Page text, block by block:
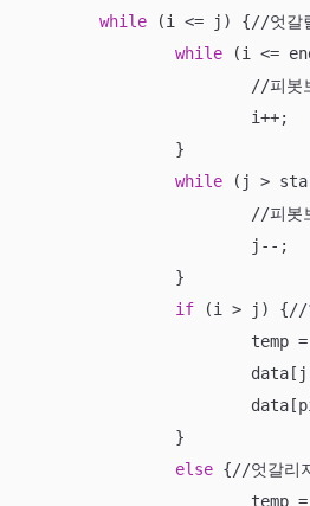
while (i <= j) {//엇갈릴
while (i <=
while (j >
if (i > j) {//현
else {//엇갈리